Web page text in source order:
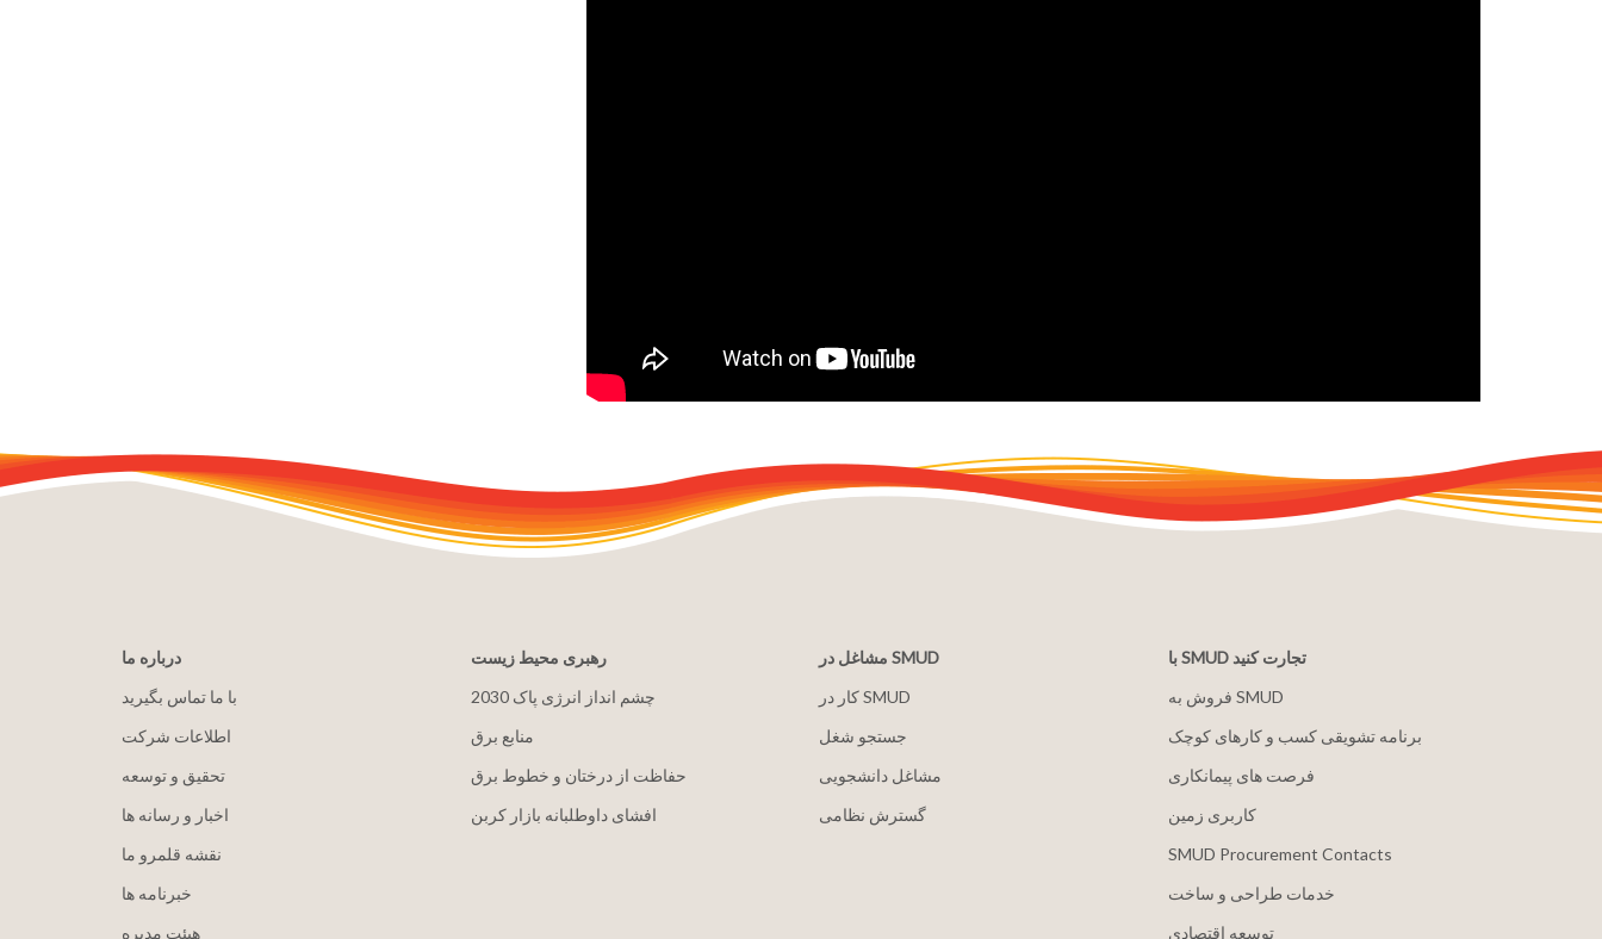
درباره ما
با ما تماس بگیرید
اطلاعات شرکت
تحقیق و توسعه
اخبار و رسانه ها
نقشه قلمرو ما
خبرنامه ها
هيئت مدیره
رهبری محیط زیست
2030 چشم انداز انرژی پاک
منابع برق
حفاظت از درختان و خطوط برق
افشای داوطلبانه بازار کربن
مشاغل در SMUD
کار در SMUD
جستجو شغل
مشاغل دانشجویی
گسترش نظامی
با SMUD تجارت کنید
فروش به SMUD
برنامه تشویقی کسب و کارهای کوچک
فرصت های پیمانکاری
کاربری زمین
SMUD Procurement Contacts
خدمات طراحی و ساخت
توسعه اقتصادی